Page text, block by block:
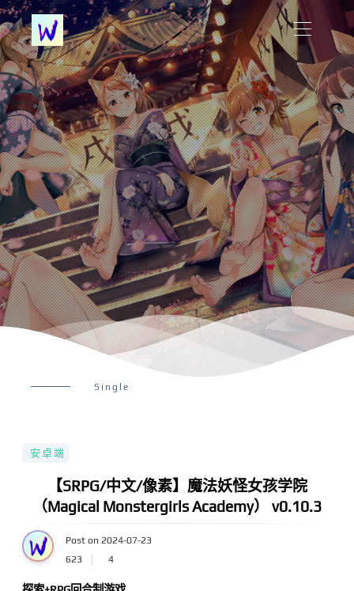
Single
安卓端
【SRPG/中文/像素】魔法妖怪女孩学院
（Magical Monstergirls Academy） v0.10.3
Post on 2024-07-23
623
4